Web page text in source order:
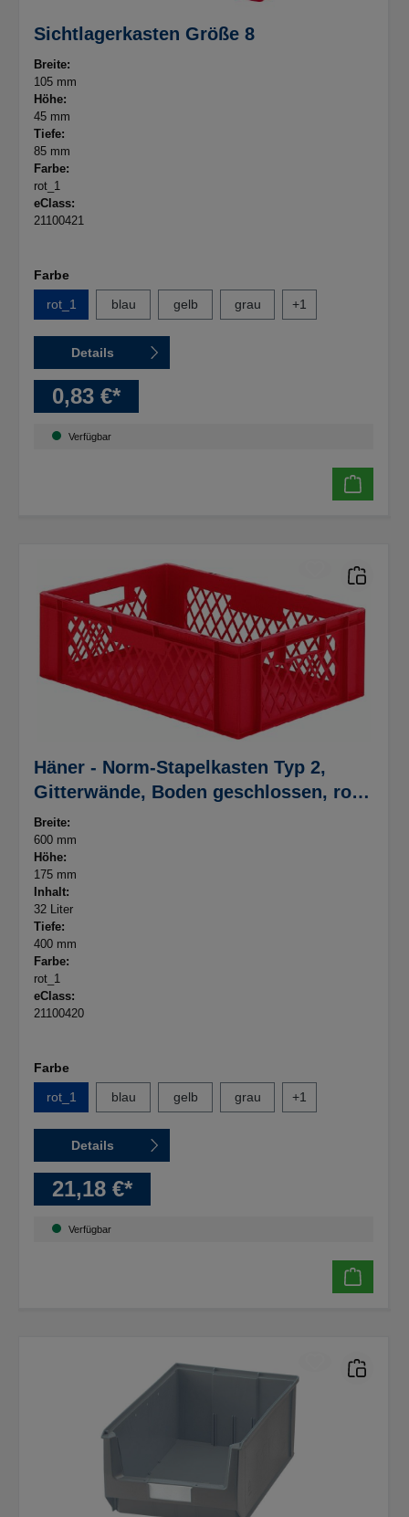
Sichtlagerkasten Größe 8
Breite:
105 mm
Höhe:
45 mm
Tiefe:
85 mm
Farbe:
rot_1
eClass:
21100421
Farbe
rot_1
blau gelb grau +1
Details
0,83 €*
Verfügbar
Häner - Norm-Stapelkasten Typ 2,
Gitterwände, Boden geschlossen, rot,
600x400x175mm
Breite:
600 mm
Höhe:
175 mm
Inhalt:
32 Liter
Tiefe:
400 mm
Farbe:
rot_1
eClass:
21100420
Farbe
rot_1
blau gelb grau +1
Details
21,18 €*
Verfügbar